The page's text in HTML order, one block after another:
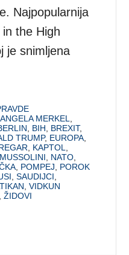
Najpopularnija
in the High
je snimljena
,ANGELA MERKEL
BIH BREXIT,
TRUMP, EUROPA
KAPTOL
MUSSOLINI NATO
POMPEJ
POROK
,SAUDIJCI
,VIDKUN
,ŽIDOVI